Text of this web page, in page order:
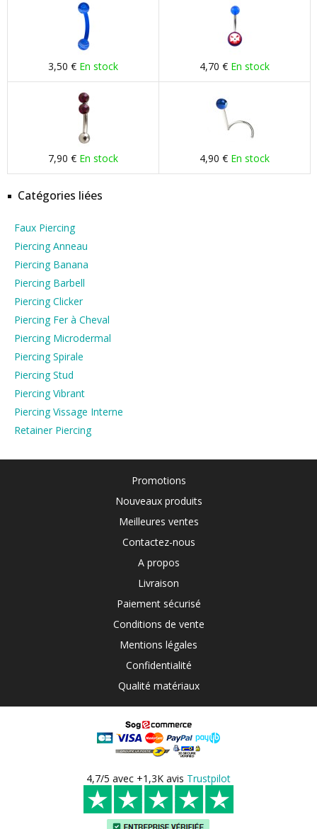
3,50 € En stock 4,70 € En stock
7,90 € En stock 4,90 € En stock
Catégories liées
Faux Piercing
Piercing Anneau
Piercing Banana
Piercing Barbell
Piercing Clicker
Piercing Fer à Cheval
Piercing Microdermal
Piercing Spirale
Piercing Stud
Piercing Vibrant
Piercing Vissage Interne
Retainer Piercing
Promotions
Nouveaux produits
Meilleures ventes
Contactez-nous
A propos
Livraison
Paiement sécurisé
Conditions de vente
Mentions légales
Confidentialité
Qualité matériaux
4,7/5 avec +1,3K avis Trustpilot